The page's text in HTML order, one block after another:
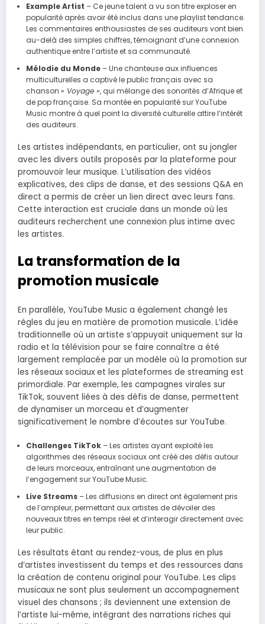
Example Artist – Ce jeune talent a vu son titre exploser en
popularité après avoir été inclus dans une playlist tendance.
Les commentaires enthousiastes de ses auditeurs vont bien
au-delà des simples chiffres, témoignant d’une connexion
authentique entre l’artiste et sa communauté.
Mélodie du Monde– Une chanteuse aux influences
multiculturelles a captivé le public français avec sa
chanson « Voyage », qui mélange des sonorités d’Afrique et
de pop française. Sa montée en popularité sur YouTube
Music montre à quel point la diversité culturelle attire l’intérêt
des auditeurs.
Les artistes indépendants, en particulier, ont su jongler
avec les divers outils proposés par la plateforme pour
promouvoir leur musique. L’utilisation des vidéos
explicatives, des clips de danse, et des sessions Q&A en
direct a permis de créer un lien direct avec leurs fans.
Cette interaction est cruciale dans un monde où les
auditeurs recherchent une connexion plus intime avec
les artistes.
La transformation de la
promotion musicale
En parallèle, YouTube Music a également changé les
règles du jeu en matière de promotion musicale. L’idée
traditionnelle où un artiste s’appuyait uniquement sur la
radio et la télévision pour se faire connaître a été
largement remplacée par un modèle où la promotion sur
les réseaux sociaux et les plateformes de streaming est
primordiale. Par exemple, les campagnes virales sur
TikTok, souvent liées à des défis de danse, permettent
de dynamiser un morceau et d’augmenter
significativement le nombre d’écoutes sur YouTube.
Challenges TikTok– Les artistes ayant exploité les
algorithmes des réseaux sociaux ont créé des défis autour
de leurs morceaux, entraînant une augmentation de
l’engagement sur YouTube Music.
Live Streams– Les diffusions en direct ont également pris
de l’ampleur, permettant aux artistes de dévoiler des
nouveaux titres en temps réel et d’interagir directement avec
leur public.
Les résultats étant au rendez-vous, de plus en plus
d’artistes investissent du temps et des ressources dans
la création de contenu original pour YouTube. Les clips
musicaux ne sont plus seulement un accompagnement
visuel des chansons ; ils deviennent une extension de
l’artiste lui-même, intégrant des narrations riches qui